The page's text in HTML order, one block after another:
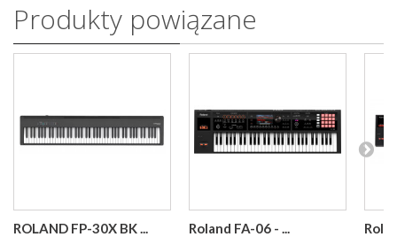
Produkty powiązane
ROLAND FP-30X BK ... Roland FA-06 - ...